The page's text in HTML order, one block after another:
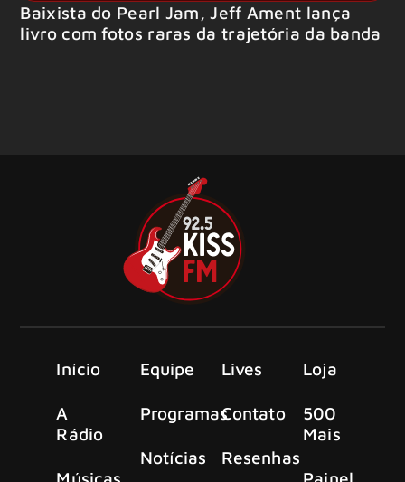
Baixista do Pearl Jam, Jeff Ament lança
livro com fotos raras da trajetória da banda
Início
A
Rádio
Músicas
Equipe
Programas
Notícias
Lives
Contato
Resenhas
Loja
500
Mais
Painel